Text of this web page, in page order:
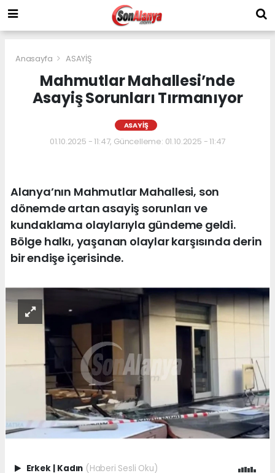
Anasayfa ASAYİŞ
Mahmutlar Mahallesi’nde
Asayiş Sorunları Tırmanıyor
ASAYİŞ
01.10.2025 - 11:47, Güncelleme: 01.10.2025 - 11:47
Alanya’nın Mahmutlar Mahallesi, son
dönemde artan asayiş sorunları ve
kundaklama olaylarıyla gündeme geldi.
Bölge halkı, yaşanan olaylar karşısında derin
bir endişe içerisinde.
Erkek | Kadın (Haberi Sesli Oku)